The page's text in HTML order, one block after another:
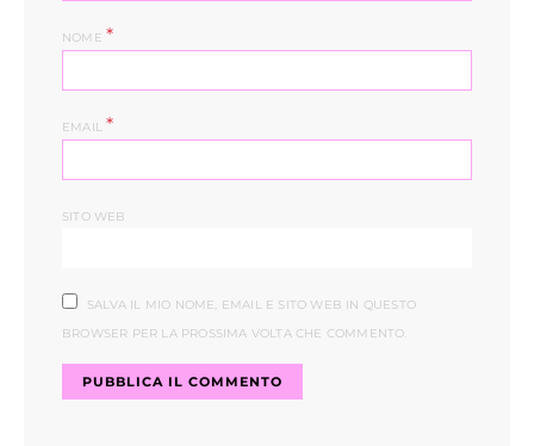
NOME *
EMAIL*
SITO WEB
SALVA IL MIO NOME, EMAIL E SITO WEB IN QUESTO
BROWSER PER LA PROSSIMA VOLTA CHE COMMENTO.